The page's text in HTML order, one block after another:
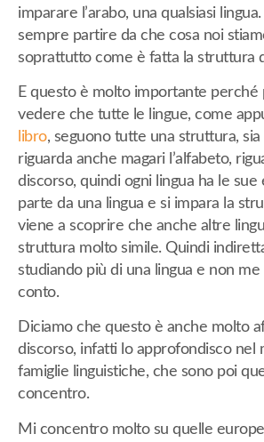
imparare l’arabo, una qualsiasi
sempre partire da che cosa noi
soprattutto come è fatta la struttura
E questo è molto importante perché
vedere che tutte le lingue, come
libro, seguono tutte una struttura, sia
riguarda anche magari l’alfabeto,
discorso, quindi ogni lingua ha le sue
parte da una lingua e si impara la
viene a scoprire che anche altre
struttura molto simile. Quindi
studiando più di una lingua e non
conto.
Diciamo che questo è anche molto
discorso, infatti lo approfondisco nel
famiglie linguistiche, che sono poi
concentro.
Mi concentro molto su quelle